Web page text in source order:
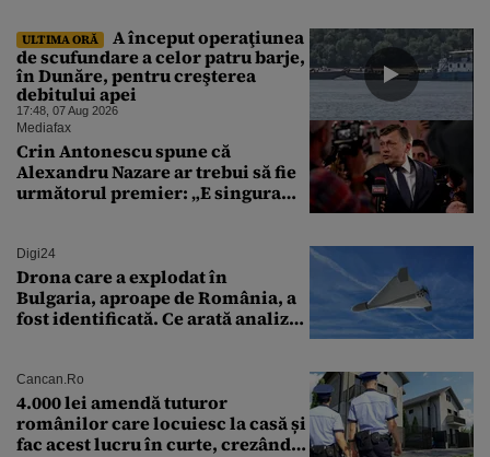
ULTIMA ORĂ
A început operaţiunea
de scufundare a celor patru barje,
în Dunăre, pentru creşterea
debitului apei
17:48, 07 Aug 2026
Mediafax
Crin Antonescu spune că
Alexandru Nazare ar trebui să fie
următorul premier: „E singura
Digi24
Drona care a explodat în
Bulgaria, aproape de România, a
fost identificată. Ce arată analiza
Cancan.ro
4.000 lei amendă tuturor
românilor care locuiesc la casă și
fac acest lucru în curte, crezând